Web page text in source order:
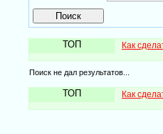
ТОП Как
Поиск не дал результатов...
ТОП Как